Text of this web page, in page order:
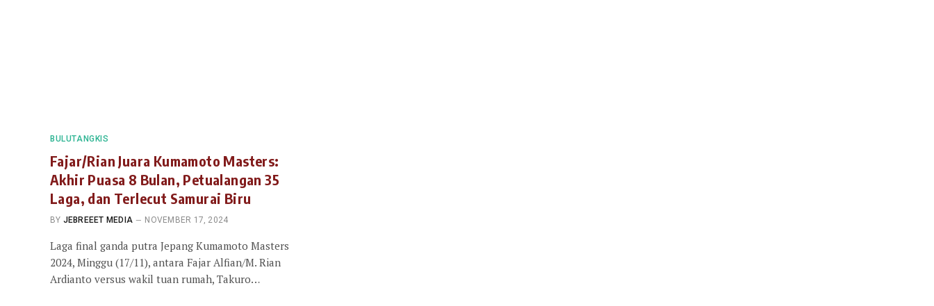
BULUTANGKIS
Fajar/Rian Juara Kumamoto Masters:
Akhir Puasa 8 Bulan, Petualangan 35
Laga, dan Terlecut Samurai Biru
BY JEBREEET MEDIA NOVEMBER 17, 2024
Laga final ganda putra Jepang Kumamoto Masters
2024, Minggu (17/11), antara Fajar Alfian/M. Rian
Ardianto versus wakil tuan rumah, Takuro…